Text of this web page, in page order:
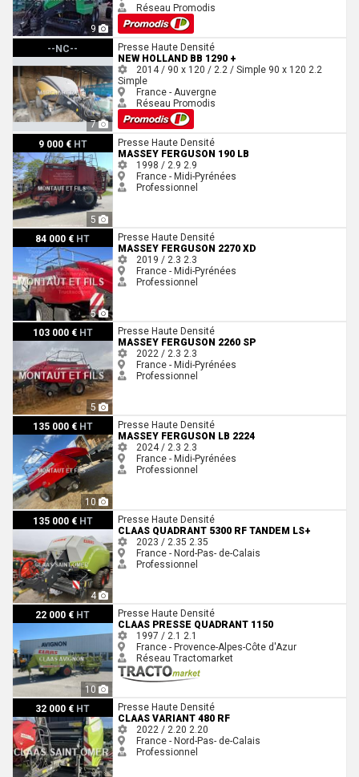
9
Réseau Promodis
--NC--
7
New Holland BB 1290 +
Presse Haute Densité
NEW HOLLAND BB 1290 +
2014 / 90 x 120 / 2.2 / Simple 90 x 120 2.2
Simple
France - Auvergne
Réseau Promodis
9 000 € HT
5
Massey Ferguson 190 LBPresse Haute Densité
MASSEY FERGUSON 190 LB
1998 / 2.9 2.9
France - Midi-Pyrénées
Professionnel
84 000 € HT
5
Massey Ferguson 2270 XDPresse Haute Densité
MASSEY FERGUSON 2270 XD
2019 / 2.3 2.3
France - Midi-Pyrénées
Professionnel
103 000 € HT
5
Massey Ferguson 2260 SPPresse Haute Densité
MASSEY FERGUSON 2260 SP
2022 / 2.3 2.3
France - Midi-Pyrénées
Professionnel
135 000 € HT
10
Massey Ferguson LB 2224Presse Haute Densité
MASSEY FERGUSON LB 2224
2024 / 2.3 2.3
France - Midi-Pyrénées
Professionnel
135 000 € HT
4
Claas QUADRANT 5300 RF TANDEM LS+
Presse Haute Densité
CLAAS QUADRANT 5300 RF TANDEM LS+
2023 / 2.35 2.35
France - Nord-Pas- de-Calais
Professionnel
22 000 € HT
10
Claas PRESSE QUADRANT 1150Presse Haute Densité
CLAAS PRESSE QUADRANT 1150
1997 / 2.1 2.1
France - Provence-Alpes-Côte d'Azur
Réseau Tractomarket
32 000 € HT
Claas VARIANT 480 RF
Presse Haute Densité
CLAAS VARIANT 480 RF
2022 / 2.20 2.20
France - Nord-Pas- de-Calais
Professionnel